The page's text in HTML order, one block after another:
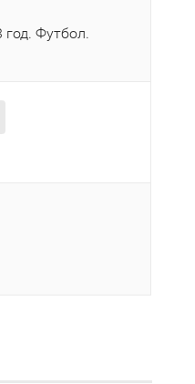
Футбол.